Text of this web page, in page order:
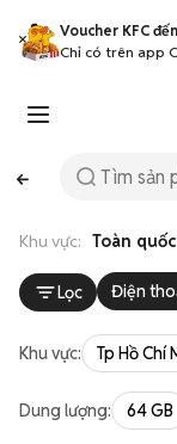
Voucher KFC
Chỉ có trên app
Khu vực: Toàn quốc
Lọc Điện
Khu vực: Tp Hồ Chí
Dung lượng: 64 GB